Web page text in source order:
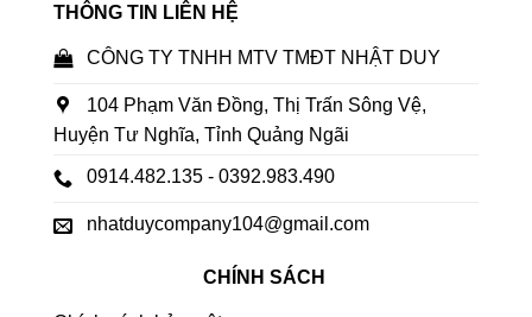
THÔNG TIN LIÊN HỆ
CÔNG TY TNHH MTV TMĐT NHẬT DUY
104 Phạm Văn Đồng, Thị Trấn Sông Vệ,
Huyện Tư Nghĩa, Tỉnh Quảng Ngãi
0914.482.135 - 0392.983.490
nhatduycompany104@gmail.com
CHÍNH SÁCH